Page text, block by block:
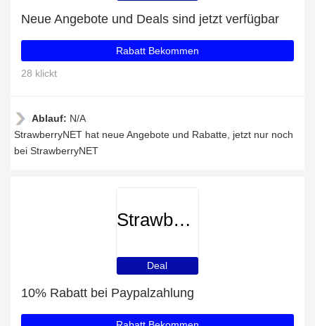
Neue Angebote und Deals sind jetzt verfügbar
Rabatt Bekommen
28 klickt
Ablauf: N/A
StrawberryNET hat neue Angebote und Rabatte, jetzt nur noch
bei StrawberryNET
StrawberryNET
Deal
10% Rabatt bei Paypalzahlung